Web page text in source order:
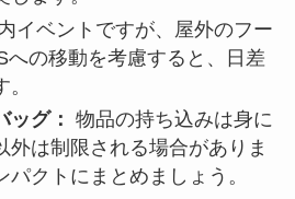
イベントですが、屋外のフー
への移動を考慮すると、日差
ッグ：
物品の持ち込みは身に
外は制限される場合がありま
クトにまとめましょう。